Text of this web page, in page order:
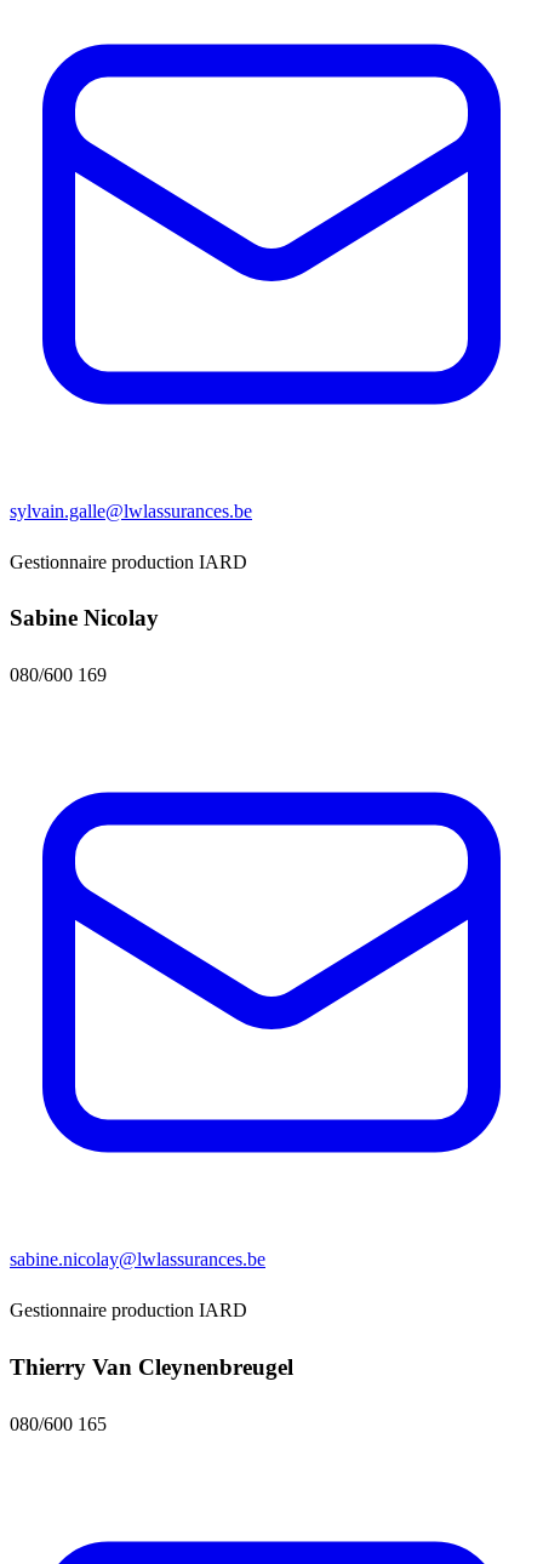
sylvain.galle@lwlassurances.be
Gestionnaire production IARD
Sabine Nicolay
080/600 169
sabine.nicolay@lwlassurances.be
Gestionnaire production IARD
Thierry Van Cleynenbreugel
080/600 165